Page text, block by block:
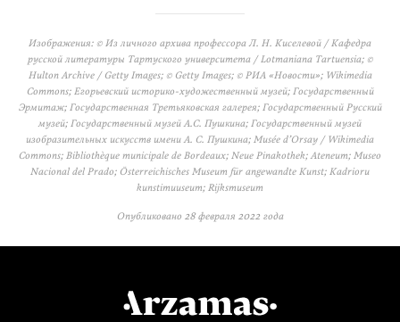
Изображения: © Из личного архива профессора Л. Н. Киселевой / Кафедра
русской литературы Тартуского университета / Lotmaniana Tartuensia; ©
Hulton Archive / Getty Images; © Getty Images; © РИА «Новости»; Wikimedia
Commons; Егорьевский историко-художественный музей; Государственный
Эрмитаж; Государственная Третьяковская галерея; Государственный Русский
музей; Государственный музей А.С. Пушкина; Государственный музей
изобразительных искусств имени А. С. Пушкина; Musée d’Orsay / Wikimedia
Commons; Bibliothèque municipale de Bordeaux; Neue Pinakothek; Ateneum; Museo
Nacional del Prado; Österreichisches Museum für angewandte Kunst; Kadrioru
kunstimuuseum; Rijksmuseum
Опубликовано 28 февраля 2022 года